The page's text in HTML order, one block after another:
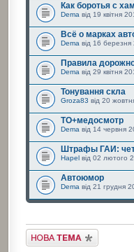
Как боротья с
Demaвід 19 квітня
Всё о марках
Demaвід 16 березня
Правила
Demaвід 29 квітня
Тонування скла
Groza83 від 20
ТО+медосмотр
Demaвід 14 червня
Штрафы ГАИ:
Hapelвід 02 лютого
Автоюмор
Demaвід 21 грудня
Створити нову тему